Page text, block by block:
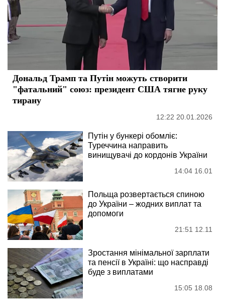
Дональд Трамп та Путін можуть створити
"фатальний" союз: президент США тягне руку
тирану
12:22 20.01.2026
Путін у бункері обомліє:
Туреччина направить
винищувачі до кордонів України
14:04 16.01
Польща розвертається спиною
до України – жодних виплат та
допомоги
21:51 12.11
Зростання мінімальної зарплати
та пенсії в Україні: що насправді
буде з виплатами
15:05 18.08